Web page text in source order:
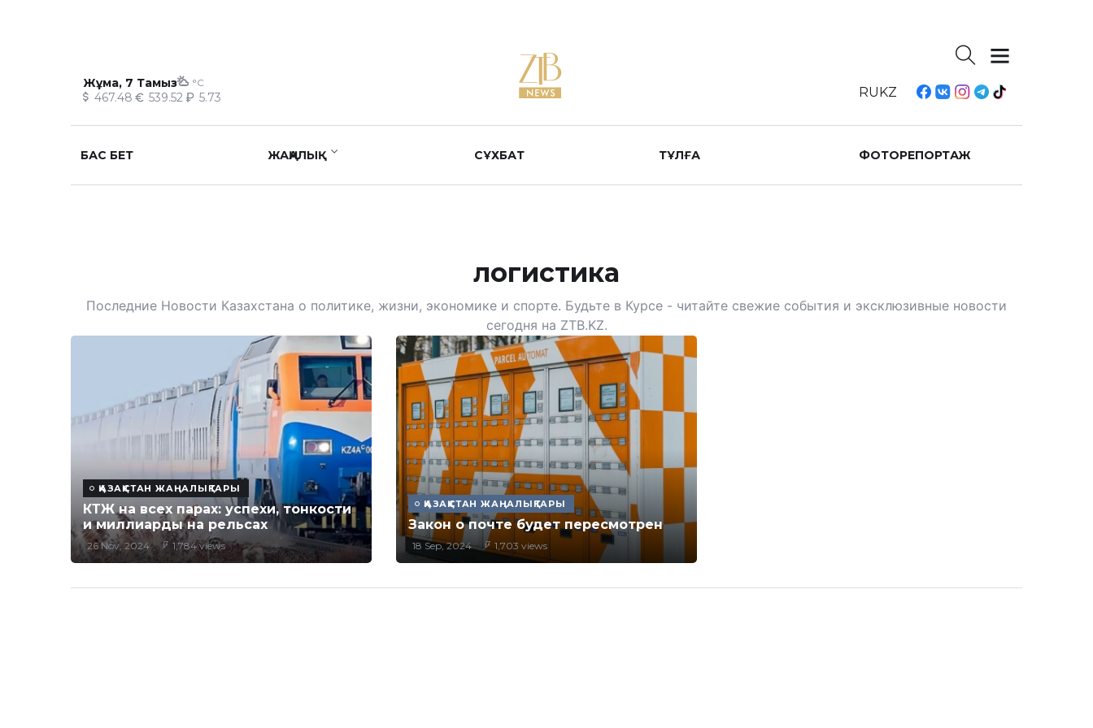
Жұма, 7 Тамыз °C
467.48 539.52 5.73 RUKZ
БАС БЕТ ЖАҢАЛЫҚ СҰХБАТ ТҰЛҒА ФОТОРЕПОРТАЖ
логистика
Последние Новости Казахстана о политике, жизни, экономике и спорте. Будьте в Курсе - читайте свежие события и эксклюзивные новости
сегодня на ZTB.KZ.
ҚАЗАҚСТАН ЖАҢАЛЫҚТАРЫ
КТЖ на всех парах: успехи, тонкости
и миллиарды на рельсах
26 Nov, 2024 1,784 views
ҚАЗАҚСТАН ЖАҢАЛЫҚТАРЫ
Закон о почте будет пересмотрен
18 Sep, 2024 1,703 views